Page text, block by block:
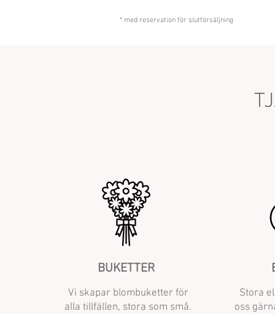
* med reservation för slutförsäljning
BUKETTER
Vi skapar blombuketter för
alla tillfällen, stora som små.
Stora
oss